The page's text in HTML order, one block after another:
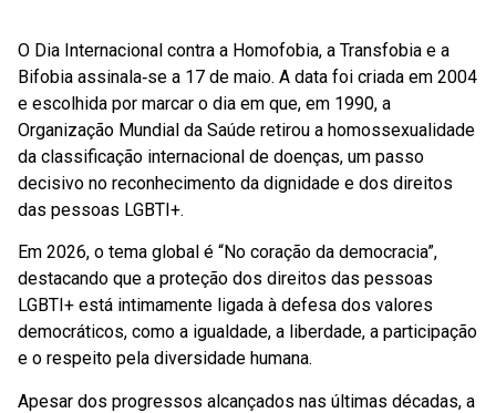
O Dia Internacional contra a Homofobia, a Transfobia e a
Bifobia assinala‑se a 17 de maio. A data foi criada em 2004
e escolhida por marcar o dia em que, em 1990, a
Organização Mundial da Saúde retirou a homossexualidade
da classificação internacional de doenças, um passo
decisivo no reconhecimento da dignidade e dos direitos
das pessoas LGBTI+.
Em 2026, o tema global é “No coração da democracia”,
destacando que a proteção dos direitos das pessoas
LGBTI+ está intimamente ligada à defesa dos valores
democráticos, como a igualdade, a liberdade, a participação
e o respeito pela diversidade humana.
Apesar dos progressos alcançados nas últimas décadas, a